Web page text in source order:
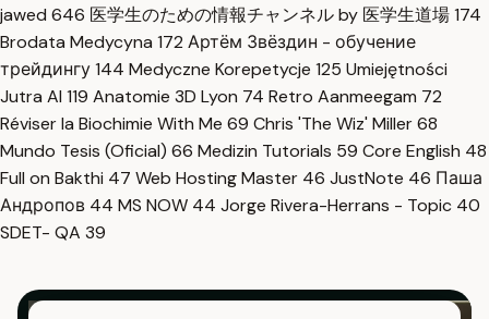
jawed 646 医学生のための情報チャンネル by 医学生道場174
Brodata Medycyna 172 Артём Звёздин - обучение
трейдингу144 Medyczne Korepetycje 125 Umiejętności
Jutra AI 119 Anatomie 3D Lyon 74 Retro Aanmeegam 72
Réviser la Biochimie With Me 69 Chris 'The Wiz' Miller68
Mundo Tesis (Oficial) 66 Medizin Tutorials 59 Core English 48
Full on Bakthi 47 Web Hosting Master 46 JustNote 46 Паша
Андропов 44 MS NOW 44 Jorge Rivera-Herrans - Topic 40
SDET- QA 39